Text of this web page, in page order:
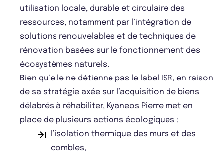
utilisation locale, durable et circulaire des
ressources, notamment par l’intégration de
solutions renouvelables et de techniques de
rénovation basées sur le fonctionnement des
écosystèmes naturels.
Bien qu’elle ne détienne pas le label ISR, en raison
de sa stratégie axée sur l’acquisition de biens
délabrés à réhabiliter, Kyaneos Pierre met en
place de plusieurs actions écologiques :
l’isolation thermique des murs et des
combles,